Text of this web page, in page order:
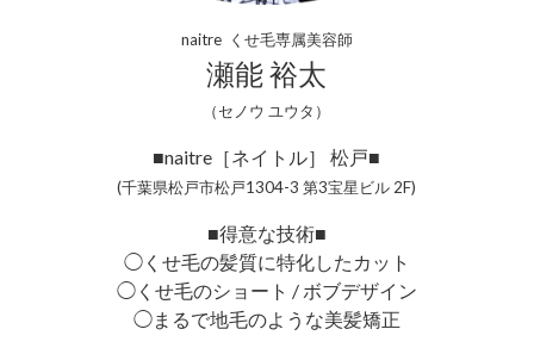
naitre くせ毛専属美容師
瀬能 裕太
（セノウ ユウタ）
■naitre［ネイトル］ 松戸■
(千葉県松戸市松戸1304-3 第3宝星ビル 2F)
■得意な技術■
◯くせ毛の髪質に特化したカット
◯くせ毛のショート / ボブデザイン
◯まるで地毛のような美髪矯正